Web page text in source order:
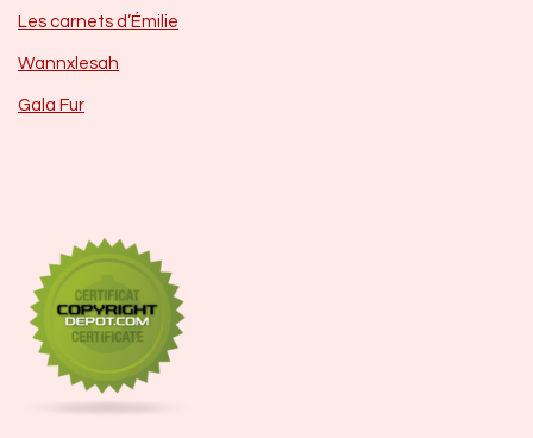
Les carnets d’Émilie
Wannxlesah
Gala Fur